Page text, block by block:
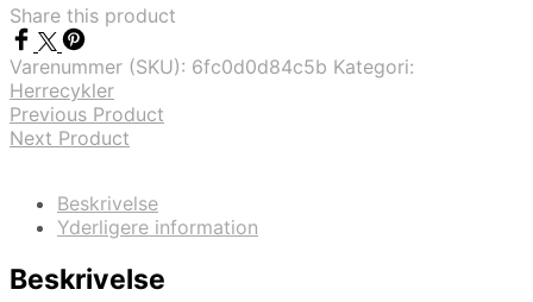
Share this product
Varenummer (SKU): 6fc0d0d84c5b Kategori:
Herrecykler
Previous Product
Next Product
Beskrivelse
Yderligere information
Beskrivelse